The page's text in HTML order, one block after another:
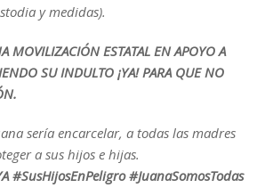
y medidas).
MOVILIZACIÓN ESTATAL EN APOYO A
SU INDULTO ¡YA! PARA QUE NO
sería encarcelar, a todas las madres
a sus hijos e hijas.
#SusHijosEnPeligro #JuanaSomosTodas